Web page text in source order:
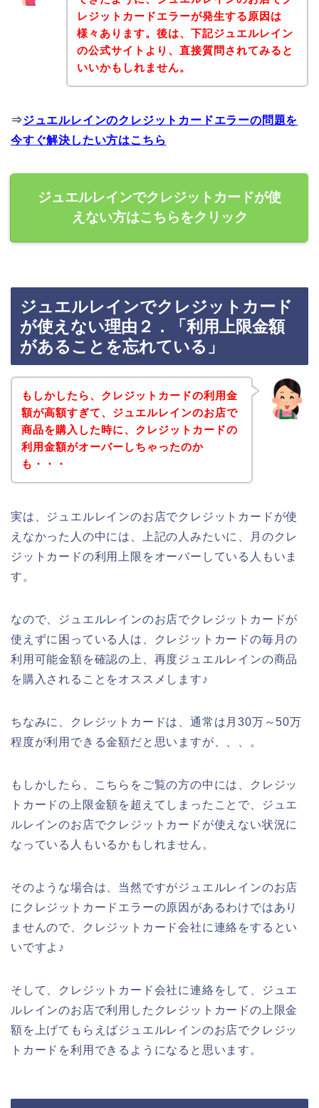
レジットカードエラーが発生する原因は
様々あります。後は、下記ジュエルレイン
の公式サイトより、直接質問されてみると
いいかもしれません。
⇒ジュエルレインのクレジットカードエラーの問題を
今すぐ解決したい方はこちら
ジュエルレインでクレジットカードが使
えない方はこちらをクリック
ジュエルレインでクレジットカード
が使えない理由２．「利用上限金額
があることを忘れている」
もしかしたら、クレジットカードの利用金
額が高額すぎて、ジュエルレインのお店で
商品を購入した時に、クレジットカードの
利用金額がオーバーしちゃったのか
も・・・
実は、ジュエルレインのお店でクレジットカードが使
えなかった人の中には、上記の人みたいに、月のクレ
ジットカードの利用上限をオーバーしている人もいま
す。
なので、ジュエルレインのお店でクレジットカードが
使えずに困っている人は、クレジットカードの毎月の
利用可能金額を確認の上、再度ジュエルレインの商品
を購入されることをオススメします♪
ちなみに、クレジットカードは、通常は月30万～50万
程度が利用できる金額だと思いますが、、、。
もしかしたら、こちらをご覧の方の中には、クレジッ
トカードの上限金額を超えてしまったことで、ジュエ
ルレインのお店でクレジットカードが使えない状況に
なっている人もいるかもしれません。
そのような場合は、当然ですがジュエルレインのお店
にクレジットカードエラーの原因があるわけではあり
ませんので、クレジットカード会社に連絡をするとい
いですよ♪
そして、クレジットカード会社に連絡をして、ジュエ
ルレインのお店で利用したクレジットカードの上限金
額を上げてもらえばジュエルレインのお店でクレジッ
トカードを利用できるようになると思います。